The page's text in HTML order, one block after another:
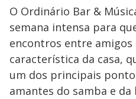
O Ordinário Bar &
semana intensa para
encontros entre amigos
característica da casa,
um dos principais
amantes do samba e